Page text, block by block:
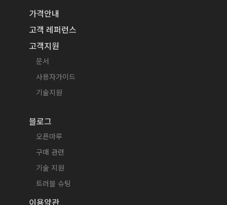
가격안내
고객 레퍼런스
고객지원
문서
사용자가이드
기술지원
블로그
오픈마루
구매 관련
기술 지원
트러블 슈팅
이용약관